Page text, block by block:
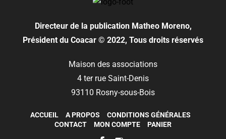
Directeur de la publicationMatheo Moreno,
Président du Coacar © 2022, Tous droits réservés
Maison des associations
4 ter rue Saint-Denis
93110 Rosny-sous-Bois
ACCUEIL A PROPOS
CONDITIONS GÉNÉRALES
CONTACT
MON COMPTE PANIER